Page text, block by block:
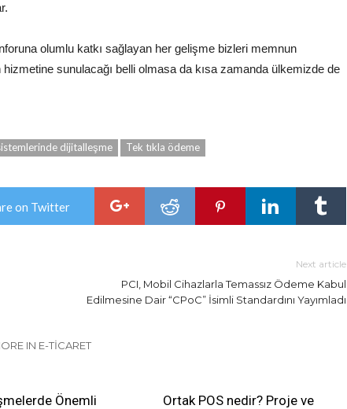
olumlu katkı sağlayan her gelişme bizleri memnun
sunulacağı belli olmasa da kısa zamanda ülkemizde de
dijitalleşme Tek tıkla ödeme
on Twitter
Next article
PCI, Mobil Cihazlarla Temassız Ödeme Kabul
Edilmesine Dair “CPoC” İsimli Standardını Yayımladı
IN E-TICARET
Önemli
Ortak POS nedir? Proje ve